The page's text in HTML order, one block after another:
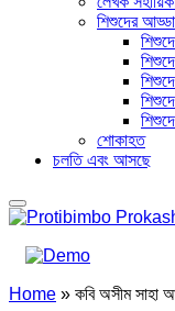
শিশুদের আড্ডা
শোকাহত
চলতি এবং আসছে
Home » কবি অসীম সাহা